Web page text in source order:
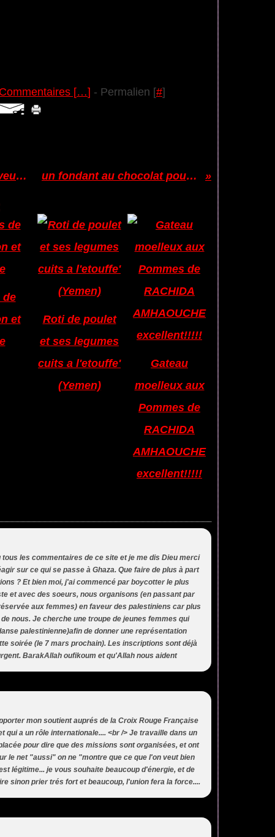
Commentaires […] - Permalien [#]
Paella Espagnole aux saveurs Nord-Africaines un fondant au chocolat pour une noble cause
de
et
Roti de poulet
et ses legumes
cuits a l'etouffe'
(Yemen)
Gateau
moelleux aux
Pommes de
RACHIDA
AMHAOUCHE
excellent!!!!!
les commentaires de ce site et je me dis Dieu merci
sur ce qui se passe à Ghaza. Que faire de plus à part
? Et bien moi, j'ai commencé par boycotter le plus
et avec des soeurs, nous organisons (en passant par
aux femmes) en faveur des palestiniens car plus
nous. Je cherche une troupe de jeunes femmes qui
palestinienne)afin de donner une représentation
soirée (le 7 mars prochain). Les inscriptions sont déjà
BarakAllah oufikoum et qu'Allah nous aident
mon soutient auprés de la Croix Rouge Française
qui a un rôle internationale.... <br /> Je travaille dans un
pour dire que des missions sont organisées, et ont
le net "aussi" on ne "montre que ce que l'on veut bien
légitime... je vous souhaite beaucoup d'énergie, et de
sinon prier trés fort et beaucoup, l'union fera la force....